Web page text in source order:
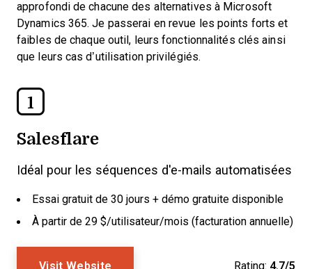
approfondi de chacune des alternatives à Microsoft
Dynamics 365. Je passerai en revue les points forts et
faibles de chaque outil, leurs fonctionnalités clés ainsi
que leurs cas d’utilisation privilégiés.
1
Salesflare
Idéal pour les séquences d'e-mails automatisées
Essai gratuit de 30 jours + démo gratuite disponible
À partir de 29 $/utilisateur/mois (facturation annuelle)
Visit Website Rating: 4.7/5